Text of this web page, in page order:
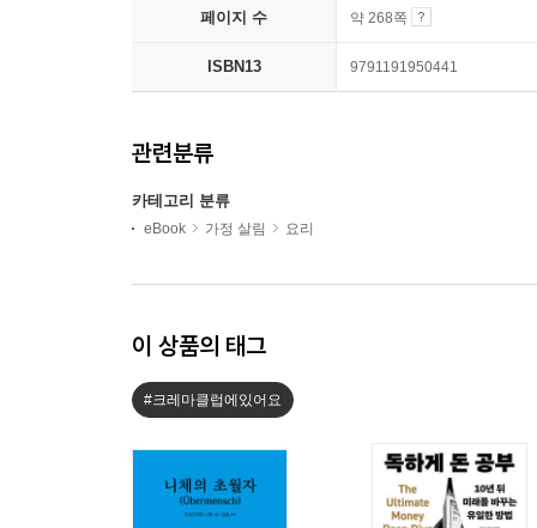
페이지 수 약 268쪽
ISBN13 9791191950441
관련분류
카테고리 분류
eBook 가정 살림 요리
이 상품의 태그
#크레마클럽에있어요